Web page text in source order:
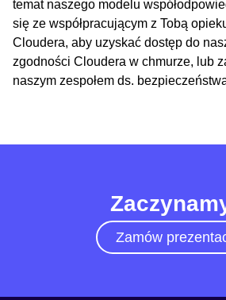
temat naszego modelu
się ze współpracującym z Tobą
Cloudera, aby uzyskać dostęp do
zgodności Cloudera w chmurze, lub
naszym zespołem ds.
Zamów